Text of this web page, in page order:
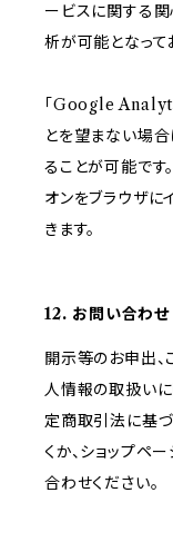
ービスに関する
析が可能となって
「Google
とを望まない場合
ることが可能で
オンをブラウザに
きます。
12. お問い合わせ
開示等のお申出、
人情報の取扱いに
定商取引法に基
くか、ショップペ
合わせください。